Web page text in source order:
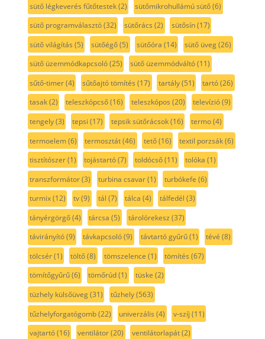
sütő légkeverés fűtőtestek(2) sütőmikrohullámú sütő(6)
sütő programválasztó(32) sütőrács (2) sütősín(17)
sütő világítás (5) sütőégő(5) sütőóra (14) sütő üveg(26)
sütő üzemmódkapcsoló(25) sütő üzemmódváltó(11)
sűtő-timer(4) sűtőajtó tömítés (17) tartály(51) tartó(26)
tasak(2) teleszkópcső(16) teleszkópos (20) televízió(9)
tengely(3) tepsi (17) tepsik sütőrácsok(16) termo(4)
termoelem(6) termosztát(46) tető(16) textil porzsák(6)
tisztítószer(1) tojástartó(7) toldócső(11) tolóka (1)
transzformátor(3) turbina csavar(1) turbókefe (6)
turmix(12) tv(9) tál (7) tálca (4) tálfedél (3)
tányérgörgő(4) tárcsa (5) tárolórekesz (37)
távirányító(9) távkapcsoló(9) távtartó gyűrű(1) tévé (8)
tölcsér(1) töltő(8) tömszelence (1) tömítés (67)
tömítőgyűrű(6) tömőrúd(1) tüske (2)
tüzhely külsőüveg(31) tűzhely(563)
tűzhelyforgatógomb(22) univerzális (4) v-szíj (11)
vajtartó(16) ventilátor(20) ventilátorlapát(2)